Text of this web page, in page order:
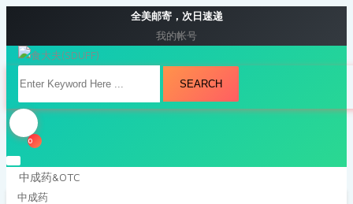
全美邮寄，次日速递
我的帐号
SEARCH
0
中成药&OTC
中成药